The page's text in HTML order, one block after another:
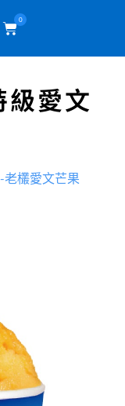
0
愛文
老欉愛文芒果